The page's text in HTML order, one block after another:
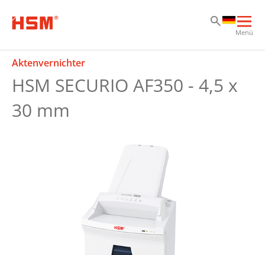
Menü
Aktenvernichter
HSM SECURIO AF350 - 4,5 x
30 mm